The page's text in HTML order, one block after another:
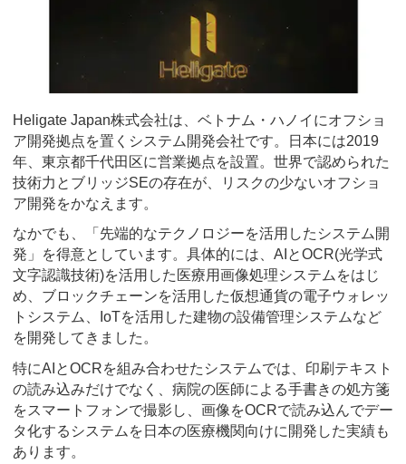
Heligate Japan株式会社は、ベトナム・ハノイにオフショ
ア開発拠点を置くシステム開発会社です。日本には2019
年、東京都千代田区に営業拠点を設置。世界で認められた
技術力とブリッジSEの存在が、リスクの少ないオフショ
ア開発をかなえます。
なかでも、「先端的なテクノロジーを活用したシステム開
発」を得意としています。具体的には、AIとOCR(光学式
文字認識技術)を活用した医療用画像処理システムをはじ
め、ブロックチェーンを活用した仮想通貨の電子ウォレッ
トシステム、IoTを活用した建物の設備管理システムなど
を開発してきました。
特にAIとOCRを組み合わせたシステムでは、印刷テキスト
の読み込みだけでなく、病院の医師による手書きの処方箋
をスマートフォンで撮影し、画像をOCRで読み込んでデー
タ化するシステムを日本の医療機関向けに開発した実績も
あります。